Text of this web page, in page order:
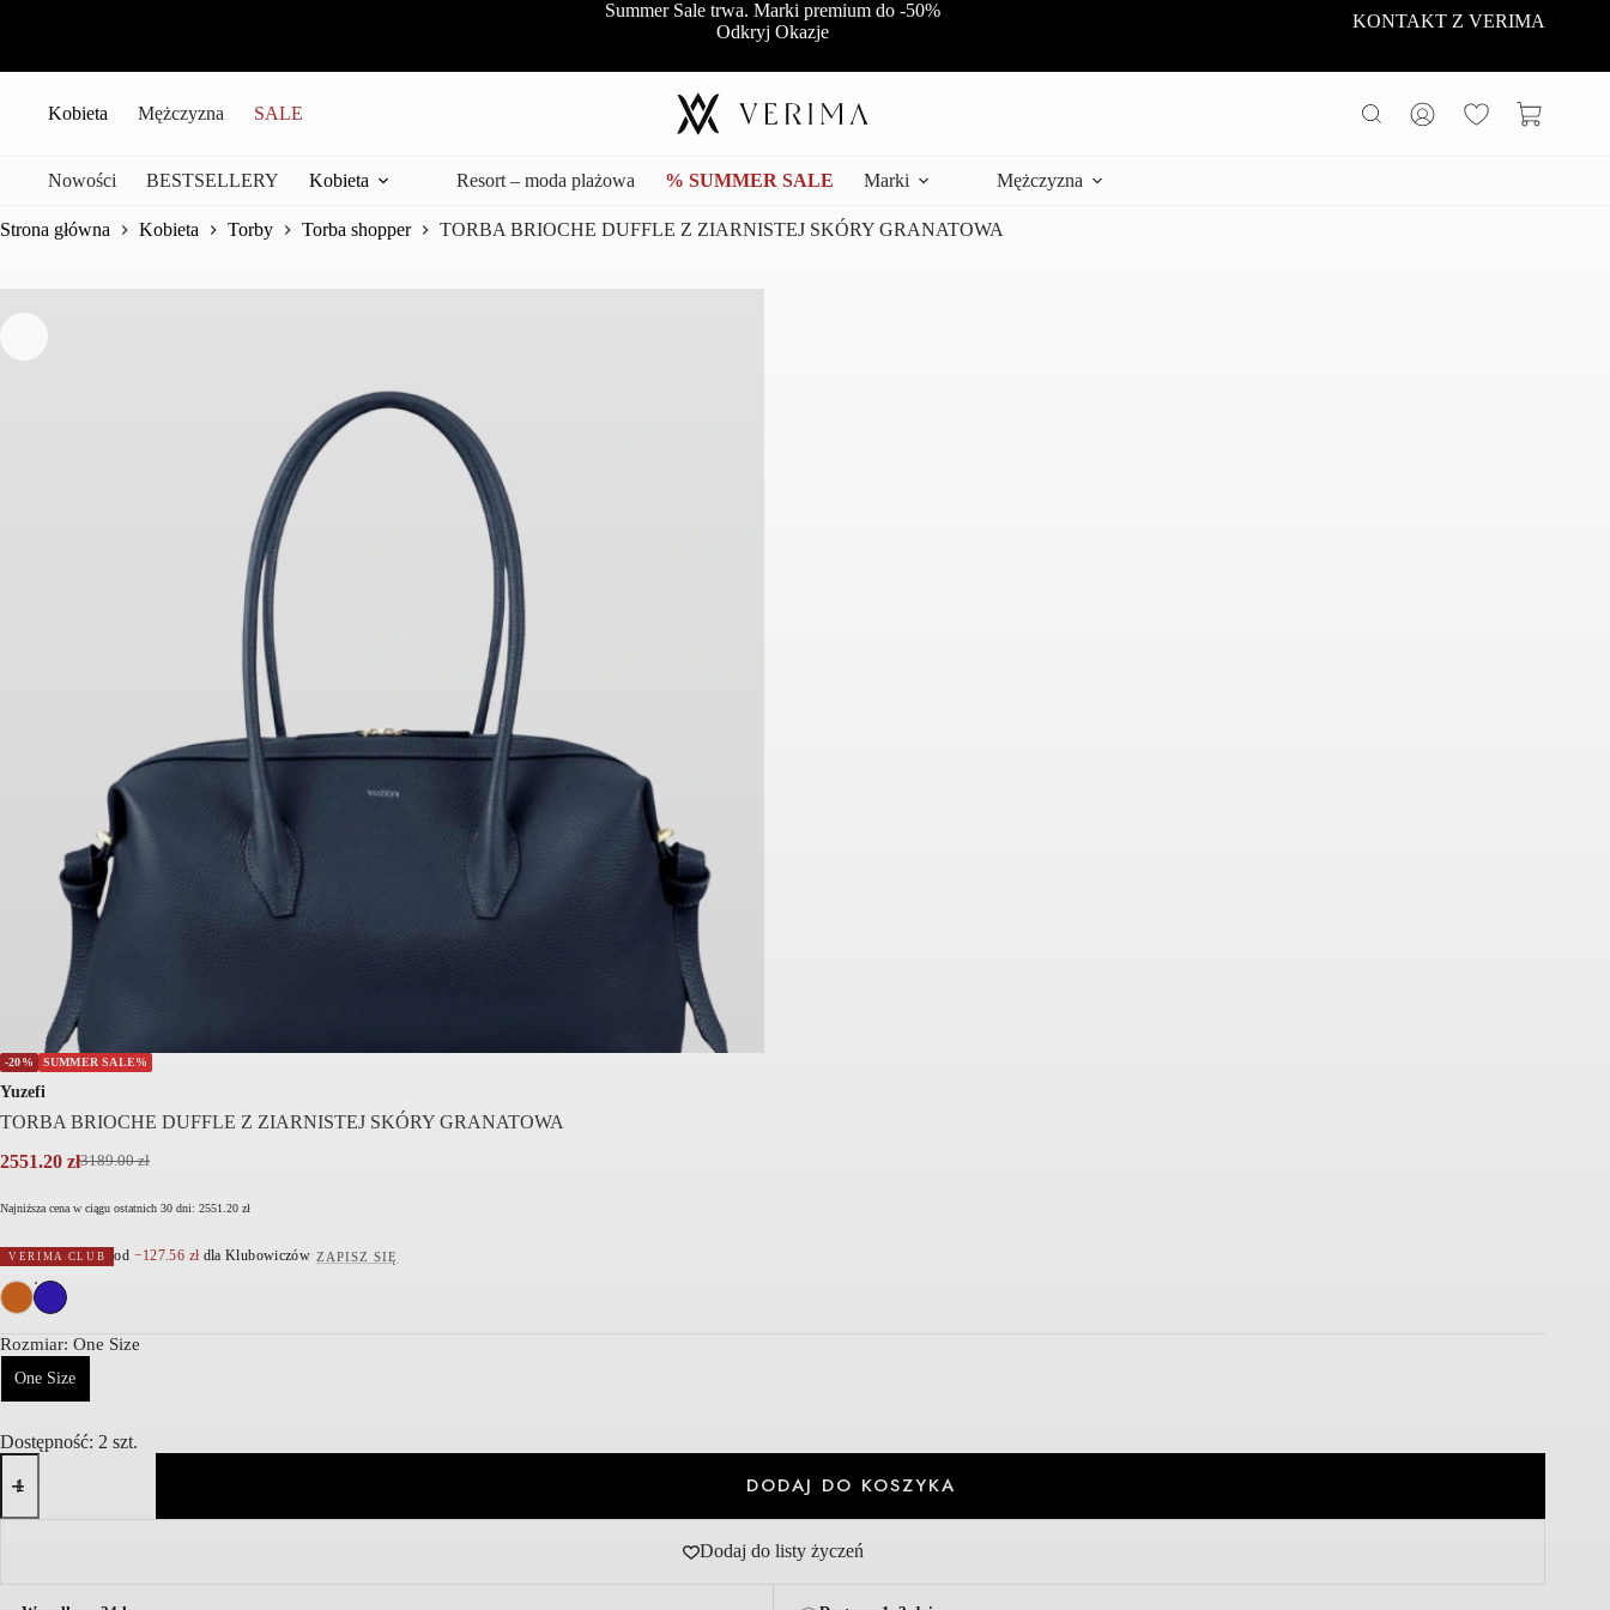
Summer Sale trwa. Marki premium do -50%
Odkryj Okazje
KONTAKT Z VERIMA
Kobieta Mężczyzna SALE Koszyk
Nowości BESTSELLERY Kobieta Resort – moda plażowa % SUMMER SALE Marki Mężczyzna
Strona główna Kobieta Torby Torba shopper TORBA BRIOCHE DUFFLE Z ZIARNISTEJ SKÓRY GRANATOWA
-20% SUMMER SALE%
Yuzefi
TORBA BRIOCHE DUFFLE Z ZIARNISTEJ SKÓRY GRANATOWA
3189.00zł
Pierwotna
wynosiła:
2551.20 zł
Aktualna
wynosi:
Najniższa cena w ciągu ostatnich 30 dni: 2551.20 zł
VERIMA CLUB od −127.56 złdla Klubowiczów ZAPISZ SIĘ
Rozmiar: One Size
One Size
Dostępność: 2 szt.
ilość
TORBA
DUFFLE
GRANATOWA
DODAJ DO KOSZYKA
Dodaj do listy życzeń